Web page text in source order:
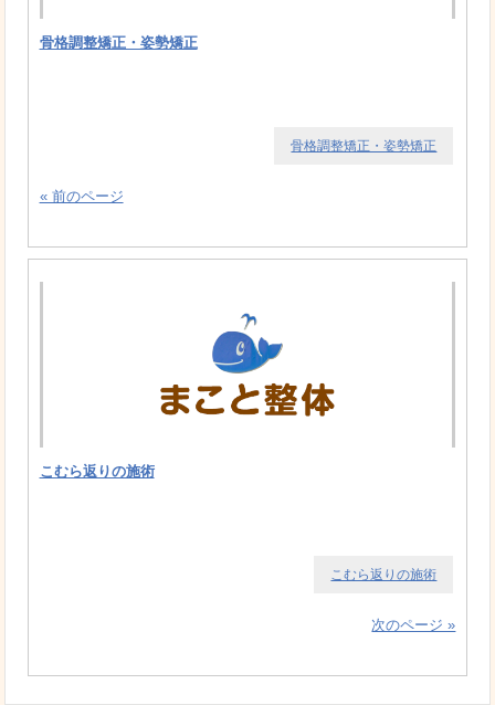
骨格調整矯正・姿勢矯正
骨格調整矯正・姿勢矯正
« 前のページ
こむら返りの施術
こむら返りの施術
次のページ »